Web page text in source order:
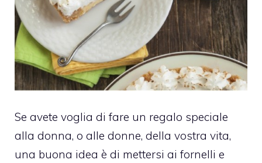
Se avete voglia di fare un regalo speciale
alla donna, o alle donne, della vostra vita,
una buona idea è di mettersi ai fornelli e